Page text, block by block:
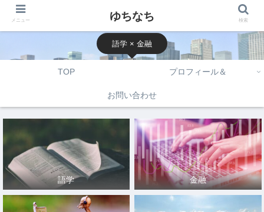
語学 × 金融
TOP プロフィール＆
お問い合わせ
語学 金融
メニュー ゆちなち 検索